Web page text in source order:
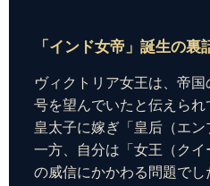
「インド女帝」誕生の裏
ヴィクトリア女王は、帝
号を望んでいたと伝えら
皇太子に嫁ぎ「皇后（エ
一方、自分は「女王（ク
の威信にかかわる問題でし